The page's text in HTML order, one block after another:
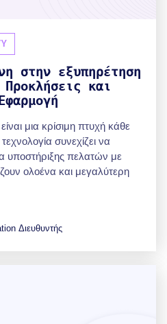
στην εξυπηρέτηση
και
μια κρίσιμη πτυχή κάθε
συνεχίζει να
υποστήριξης πελατών με
ολοένα και μεγαλύτερη
Διευθυντής